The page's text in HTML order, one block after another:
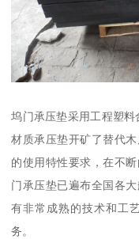
坞门承压垫采用工程塑
材质承压垫开矿了替代
的使用特性要求，在不
门承压垫已遍布全国各
有非常成熟的技术和工
务。